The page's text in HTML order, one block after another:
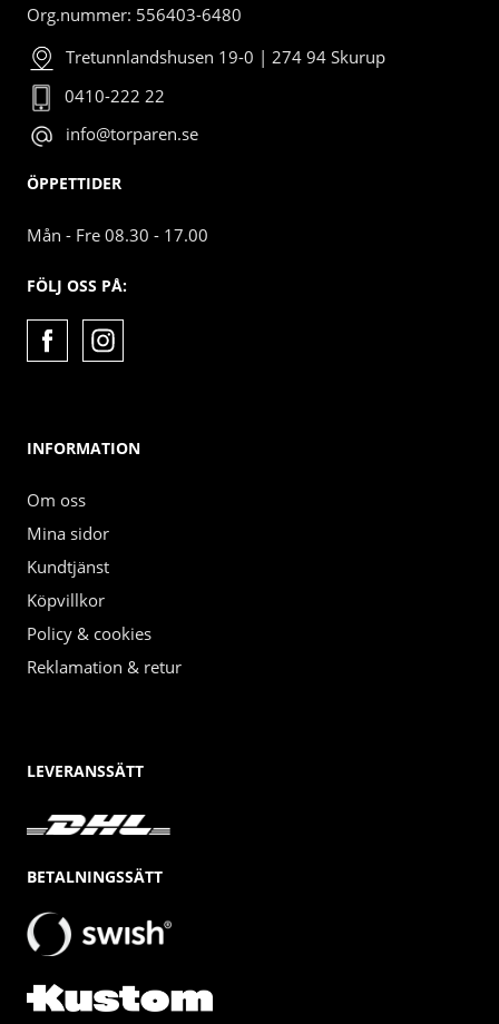
Org.nummer: 556403-6480
Tretunnlandshusen 19-0 | 274 94 Skurup
0410-222 22
info@torparen.se
ÖPPETTIDER
Mån - Fre 08.30 - 17.00
FÖLJ OSS PÅ:
INFORMATION
Om oss
Mina sidor
Kundtjänst
Köpvillkor
Policy & cookies
Reklamation & retur
LEVERANSSÄTT
BETALNINGSSÄTT